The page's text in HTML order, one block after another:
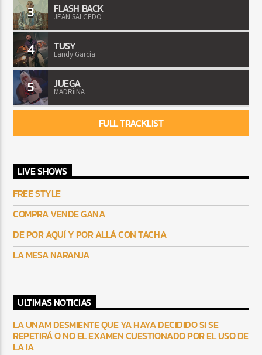
3 FLASH BACK
JEAN SALCEDO
4 TUSY
Landy Garcia
5 JUEGA
MADRiiNA
FULL TRACKLIST
LIVE SHOWS
FREE STYLE
COMPRA VENDE GANA
DE POR AQUÍ Y POR ALLÁ CON TACHA
LA MESA NARANJA
ULTIMAS NOTICIAS
LA UNAM DESMIENTE QUE YA HAYA DECIDIDO SI SE
REPETIRÁ O NO EL EXAMEN CUESTIONADO POR EL USO DE
LA IA